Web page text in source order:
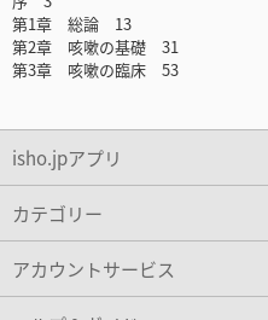
第1章 総論 13
第2章 咳嗽の基礎 31
第3章 咳嗽の臨床 53
isho.jpアプリ
カテゴリー
アカウントサービス